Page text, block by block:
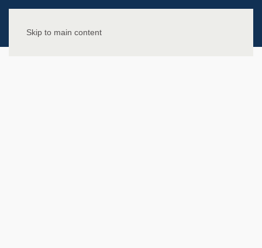
Skip to main content